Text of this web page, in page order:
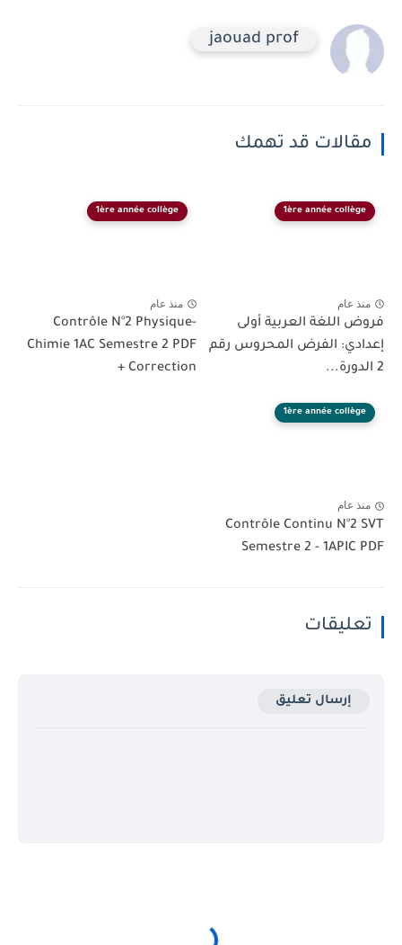
jaouad prof
مقالات قد تهمك
1ère année collège
منذ عام
فروض اللغة العربية أولى
إعدادي: الفرض المحروس رقم
2 الدورة...
1ère année collège
منذ عام
Contrôle N°2 Physique-
Chimie 1AC Semestre 2 PDF
+ Correction
1ère année collège
منذ عام
Contrôle Continu N°2 SVT
Semestre 2 - 1APIC PDF
تعليقات
إرسال تعليق